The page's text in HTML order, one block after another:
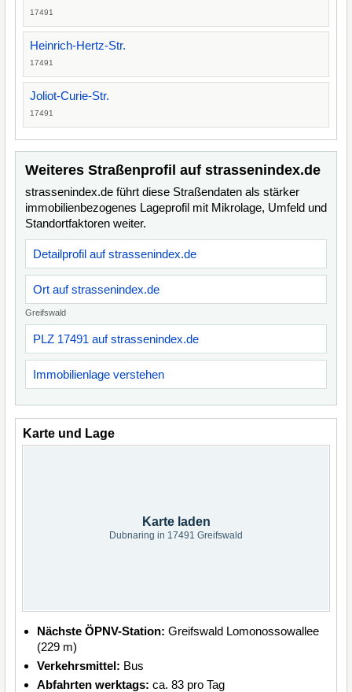
17491
Heinrich-Hertz-Str.
17491
Joliot-Curie-Str.
17491
Weiteres Straßenprofil auf strassenindex.de
strassenindex.de führt diese Straßendaten als stärker
immobilienbezogenes Lageprofil mit Mikrolage, Umfeld und
Standortfaktoren weiter.
Detailprofil auf strassenindex.de
Ort auf strassenindex.de
Greifswald
PLZ 17491 auf strassenindex.de
Immobilienlage verstehen
Karte und Lage
Karte laden
Dubnaring in 17491 Greifswald
Nächste ÖPNV-Station: Greifswald Lomonossowallee
(229 m)
Verkehrsmittel: Bus
Abfahrten werktags: ca. 83 pro Tag